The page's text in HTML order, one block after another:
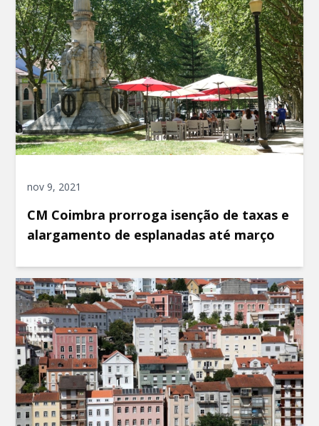
nov 9, 2021
CM Coimbra prorroga isenção de taxas e
alargamento de esplanadas até março